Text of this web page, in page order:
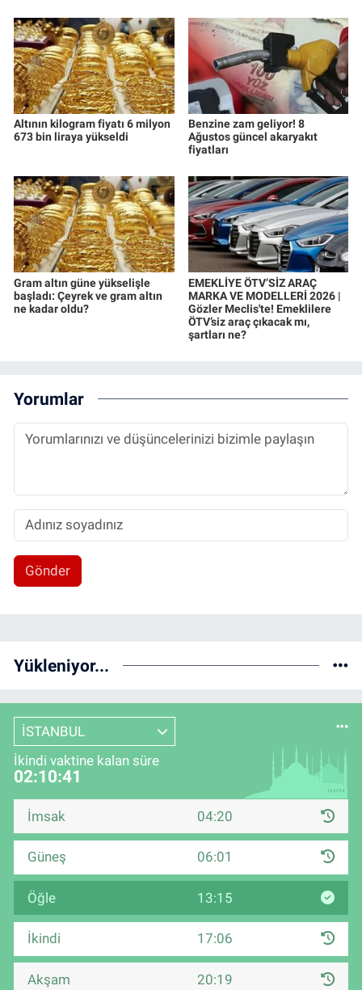
Altının kilogram fiyatı 6 milyon
673 bin liraya yükseldi
Benzine zam geliyor! 8
Ağustos güncel akaryakıt
fiyatları
Gram altın güne yükselişle
başladı: Çeyrek ve gram altın
ne kadar oldu?
EMEKLİYE ÖTV’SİZ ARAÇ
MARKA VE MODELLERİ 2026 |
Gözler Meclis'te! Emeklilere
ÖTV’siz araç çıkacak mı,
şartları ne?
Yorumlar
Gönder
Yükleniyor...
İSTANBUL
İkindi vaktine kalan süre
02:10:40
İmsak 04:20
Güneş 06:01
Öğle 13:15
İkindi 17:06
Akşam 20:19